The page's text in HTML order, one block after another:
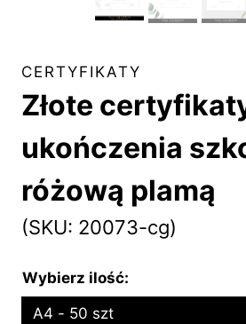
CERTYFIKATY
Złote
ukończenia
różową plamą
(SKU: 20073-cg)
Wybierz ilość:
A4 - 50 szt